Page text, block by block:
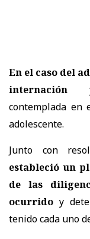
En el caso del
internación
contemplada en
adolescente.
Junto con
estableció un
de las
ocurrido y
tenido cada uno